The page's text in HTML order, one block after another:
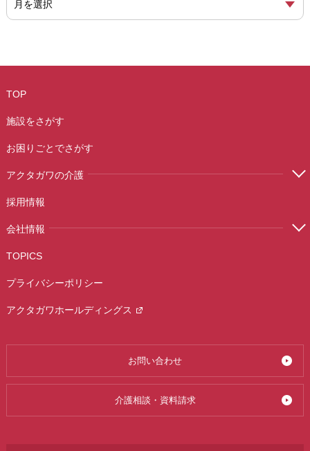
TOP
施設をさがす
お困りごとでさがす
アクタガワの介護
採用情報
会社情報
お問い合わせ
TOPICS
介護相談・資料請求
プライバシーポリシー
アクタガワホールディングス